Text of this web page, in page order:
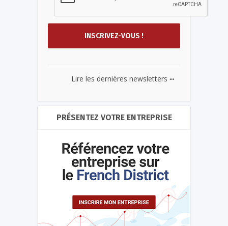
Lire les dernières newsletters ...
PRÉSENTEZ VOTRE ENTREPRISE